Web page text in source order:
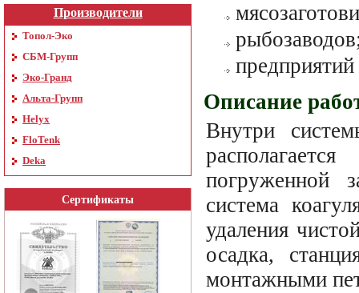
Производители
Топол-Эко
СБМ-Групп
Эко-Гранд
Альта-Групп
Helyx
FloTenk
Deka
Сертификаты
Описание
Внутри
погруженной
система
удаления
осадка,
монтажными